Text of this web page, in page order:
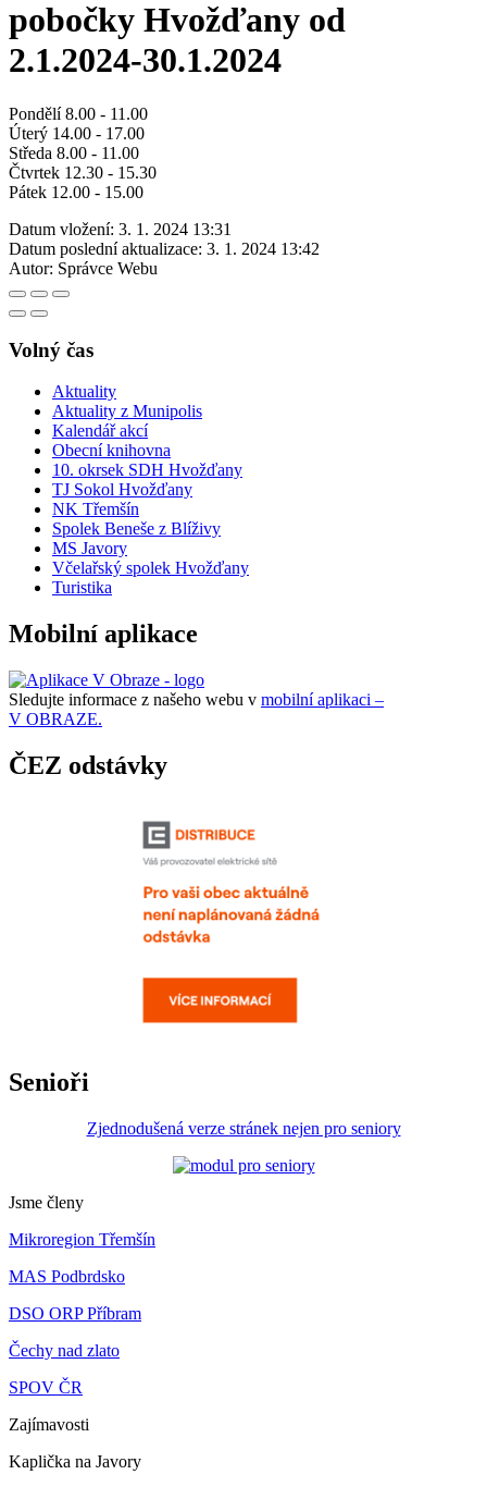
pobočky Hvožďany od
2.1.2024-30.1.2024
Pondělí 8.00 - 11.00
Úterý 14.00 - 17.00
Středa 8.00 - 11.00
Čtvrtek 12.30 - 15.30
Pátek 12.00 - 15.00
Datum vložení: 3. 1. 2024 13:31
Datum poslední aktualizace: 3. 1. 2024 13:42
Autor: Správce Webu
Volný čas
Aktuality
Aktuality z Munipolis
Kalendář akcí
Obecní knihovna
10. okrsek SDH Hvožďany
TJ Sokol Hvožďany
NK Třemšín
Spolek Beneše z Blíživy
MS Javory
Včelařský spolek Hvožďany
Turistika
Mobilní aplikace
Sledujte informace z našeho webu v mobilní aplikaci –
V OBRAZE.
ČEZ odstávky
Senioři
Zjednodušená verze stránek nejen pro seniory
Jsme členy
Mikroregion Třemšín
MAS Podbrdsko
DSO ORP Příbram
Čechy nad zlato
SPOV ČR
Zajímavosti
Kaplička na Javory